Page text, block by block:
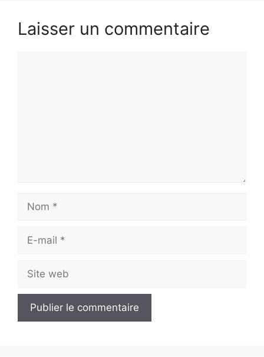
Laisser un commentaire
Nom
Site
web